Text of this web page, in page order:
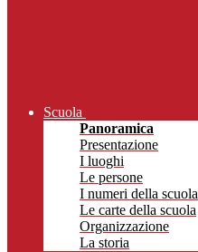
Scuola
Panoramica
Presentazione
I luoghi
Le persone
I numeri della scuola
Le carte della scuola
Organizzazione
La storia